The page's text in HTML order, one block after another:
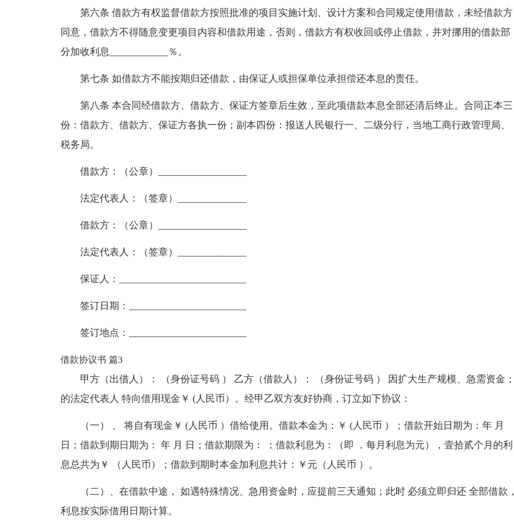
第六条 借款方有权监督借款方按照批准的项目实施计划、设计方案和合同规定使用借款，未经借款方
同意，借款方不得随意变更项目内容和借款用途，否则，借款方有权收回或停止借款，并对挪用的借款部
分加收利息____________％。
第七条 如借款方不能按期归还借款，由保证人或担保单位承担偿还本息的责任。
第八条 本合同经借款方、借款方、保证方签章后生效，至此项借款本息全部还清后终止。合同正本三
份：借款方、借款方、保证方各执一份；副本四份：报送人民银行一、二级分行，当地工商行政管理局、
税务局。
借款方：（公章）__________________
法定代表人：（签章）______________
借款方：（公章）__________________
法定代表人：（签章）______________
保证人：__________________________
签订日期：________________________
签订地点：________________________
借款协议书 篇3
甲方（出借人）： （身份证号码 ） 乙方（借款人）： （身份证号码 ） 因扩大生产规模、急需资金；
的法定代表人 特向借用现金￥ (人民币）。经甲乙双方友好协商，订立如下协议：
（一） 、 将自有现金￥ (人民币 ）借给使用。借款本金为：￥ (人民币 ）；借款开始日期为：年 月
日；借款到期日期为： 年 月 日；借款期限为： ；借款利息为：（即 ，每月利息为元），壹拾贰个月的利
息总共为￥ （人民币）；借款到期时本金加利息共计：￥元（人民币 ）。
（二）、在借款中途， 如遇特殊情况、急用资金时，应提前三天通知；此时 必须立即归还 全部借款，
利息按实际借用日期计算。